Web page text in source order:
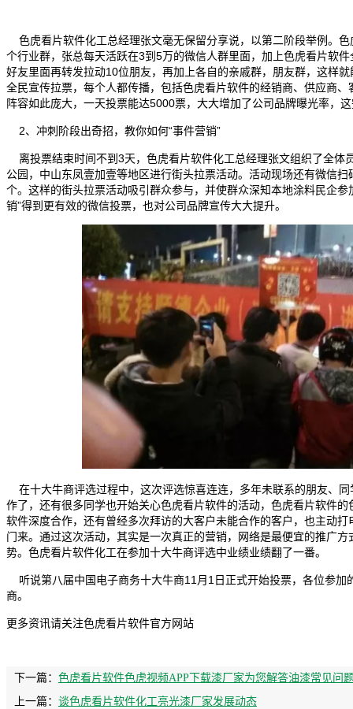
色虎看片软件化工总经理张文毫无保留分享说，以第二阶段举例。
个行业群，张总每天活跃在3到5万的微信人群里面，加上色虎看片软
好友里面再转发拉动10位朋友，再加上各自的亲戚群，朋友群，这样
全民宣传拉票，每个人都传播，包括色虎看片软件的经销商、供应商
阵容如此庞大，一天投票能达5000票，大大增加了公司品牌曝光率，
2、冲刺阶段出奇招，教你如何“事件营销”
离投票结束时间不到3天，色虎看片软件化工总经理张文组织了全体
公园，中山东凤壹加壹等地区进行街头拉票活动。活动现场还有微信
个。这样的街头拉票活动吸引群众参与，并使群众深知本地涂料民企
销”得到更有效的微信投票，也对公司品牌宣传大大提升。
在十大牛商评选过程中，这次评选惊喜连连，多年未联系的朋友、
作了，还有很多同学也开始关心色虎看片软件的活动，色虎看片软件的
软件深度合作，还有曾经多次拜访的大客户未能合作的客户，也主动
门来。通过这次活动，其实是一次真正的营销，网络是最便宜的推广
势。色虎看片软件化工在参加十大牛商评选中业绩业绩翻了一番。
听说第八届中国电子商务十大牛商11月1日正式开始投票，各位参加
商。
更多资讯请关注色虎看片软件官方网站
下一篇： 色虎看片软件色虎视频APP下载漆厂家为您解答油漆常见
上一篇： 谈色虎看片软件化工亮光漆厂家发展动态